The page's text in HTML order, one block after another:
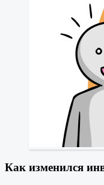
Как изменился